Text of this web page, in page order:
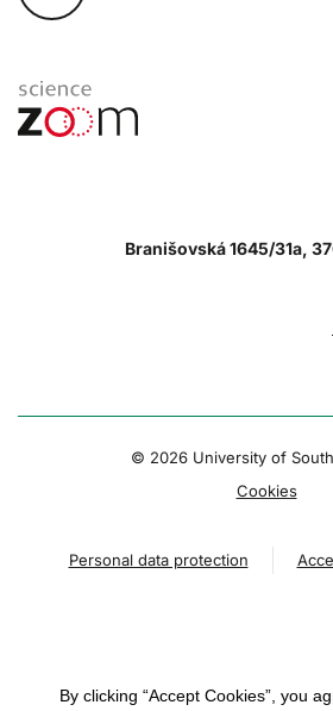
Branišovská 1645/31a,
© 2026 University of
Cookies
Personal data protection
By clicking “Accept Cookies”, you